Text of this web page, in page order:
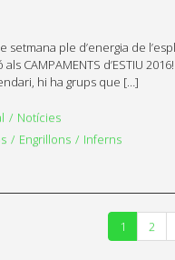
ple d’energia de
CAMPAMENTS d’ESTIU
hi ha grups que […]
Notícies
Engrillons
Inferns
1 2